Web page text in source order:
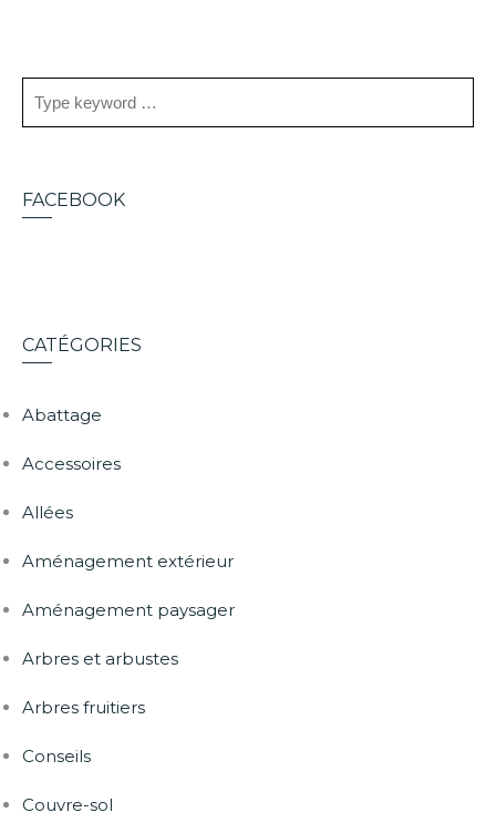
FACEBOOK
CATÉGORIES
Abattage
Accessoires
Allées
Aménagement extérieur
Aménagement paysager
Arbres et arbustes
Arbres fruitiers
Conseils
Couvre-sol